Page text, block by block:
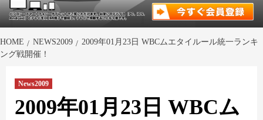
HOME NEWS2009
2009年01月23日 WBCムエタイルール統一ランキ
ング戦開催！
News2009
2009年01月23日 WBCム